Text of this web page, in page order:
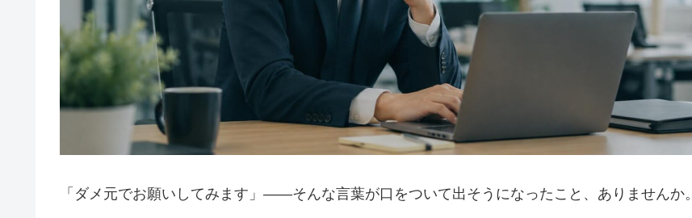
「ダメ元でお願いしてみます」——そんな言葉が口をついて出そうになったこと、ありませんか。